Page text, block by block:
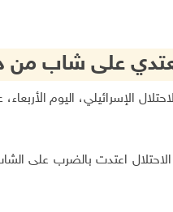
على شاب من
قوات الاحتلال الإسرائيلي،
الاحتلال اعتدت بالضرب على